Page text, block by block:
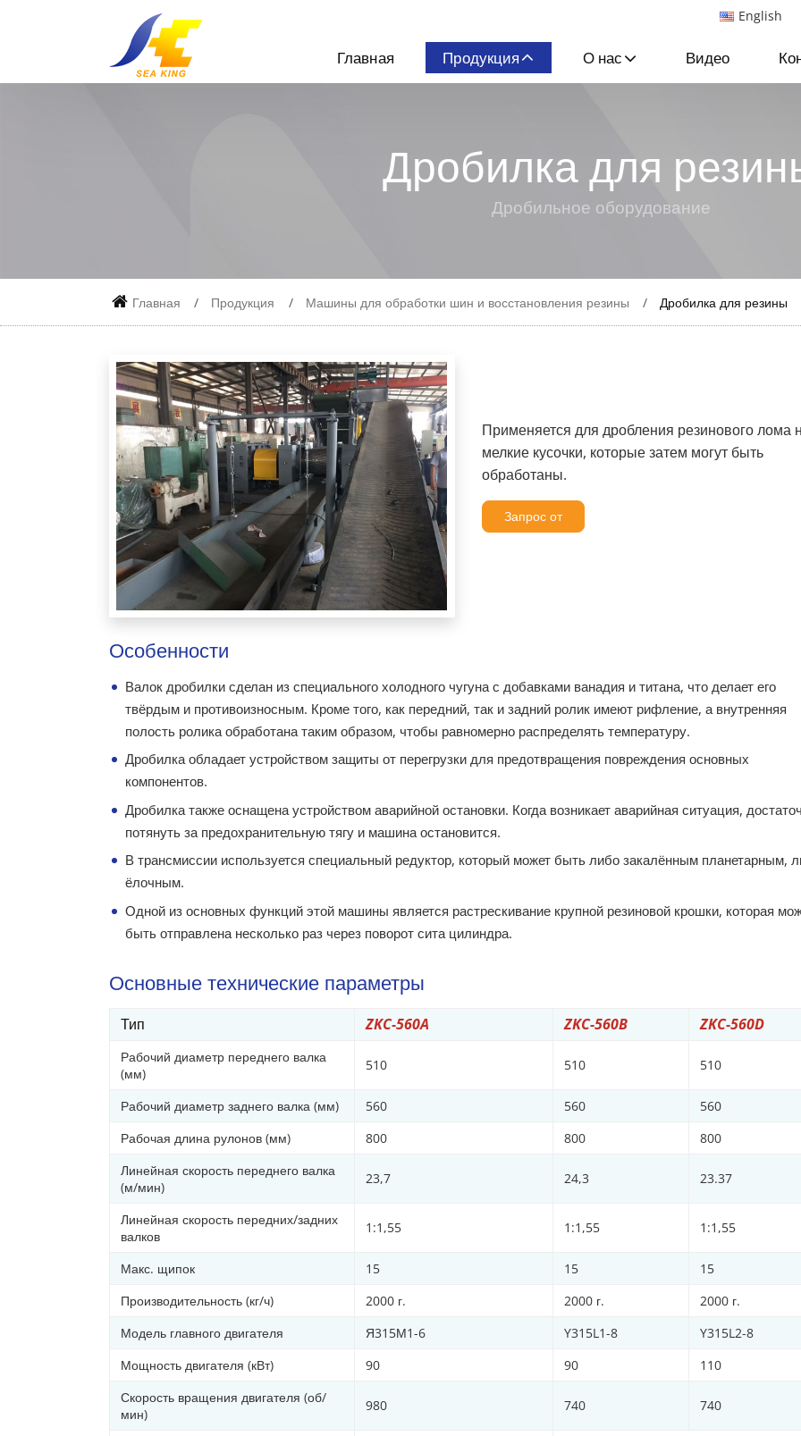
English
Главная Продукция О нас Видео
Дробилка для
Дробильное оборудование
Главная Продукция Машины для обработки шин и восстановления резины Дробилка для резины
Применяется для дробления резинового лома
мелкие кусочки, которые затем могут быть
обработаны.
Запрос от
Особенности
Валок дробилки сделан из специального холодного чугуна с добавками ванадия и титана, что делает его
твёрдым и противоизносным. Кроме того, как передний, так и задний ролик имеют рифление, а внутренняя
полость ролика обработана таким образом, чтобы равномерно распределять температуру.
Дробилка обладает устройством защиты от перегрузки для предотвращения повреждения основных
компонентов.
Дробилка также оснащена устройством аварийной остановки. Когда возникает аварийная ситуация,
потянуть за предохранительную тягу и машина остановится.
В трансмиссии используется специальный редуктор, который может быть либо закалённым планетарным,
ёлочным.
Одной из основных функций этой машины является растрескивание крупной резиновой крошки, которая
быть отправлена несколько раз через поворот сита цилиндра.
Основные технические параметры
Тип ZKC-560A ZKC-560B ZKC-560D
Рабочий диаметр переднего валка
(мм)
510 510 510
Рабочий диаметр заднего валка (мм) 560 560
560
Рабочая длина рулонов (мм)
800 800
800
Линейная скорость переднего валка
(м/мин)
23,7 24,3 23.37
Линейная скорость передних/задних
валков
1:1,55 1:1,55 1:1,55
Макс. щипок 15 15
15
Производительность (кг/ч)
2000 г. 2000 г.
2000 г.
Модель главного двигателя
Я315М1-6 Y315L1-8
Y315L2-8
Мощность двигателя (кВт)
90 90
110
Скорость вращения двигателя (об/
мин)
980 740 740